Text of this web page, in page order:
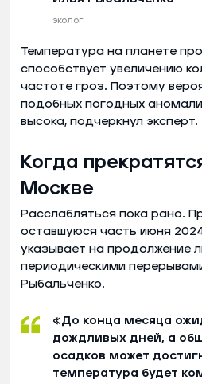
эколог
Температура на планете
способствует увеличению
частоте гроз. Поэтому
подобных погодных
высока, подчеркнул эксперт.
Когда
Москве
Расслабляться пока рано.
оставшуюся часть июня
указывает на продолжение
периодическими
Рыбальченко.
«До конца месяца
дождливых дней, а
осадков может
температура будет